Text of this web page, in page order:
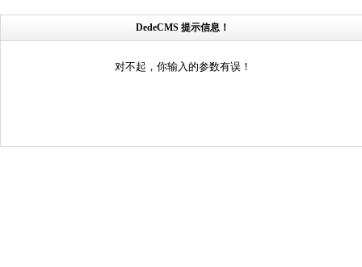
DedeCMS 提示信息！
对不起，你输入的参数有误！